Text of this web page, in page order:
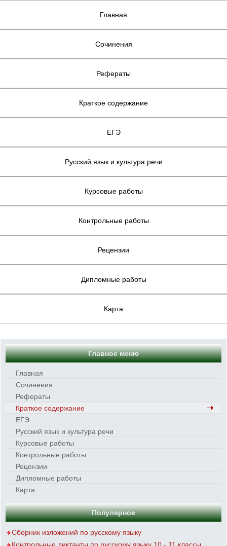
Главная
Сочинения
Рефераты
Краткое содержание
ЕГЭ
Русский язык и культура речи
Курсовые работы
Контрольные работы
Рецензии
Дипломные работы
Карта
Главное меню
Главная
Сочинения
Рефераты
Краткое содержание
ЕГЭ
Русский язык и культура речи
Курсовые работы
Контрольные работы
Рецензии
Дипломные работы
Карта
Популярное
Сборник изложений по русскому языку